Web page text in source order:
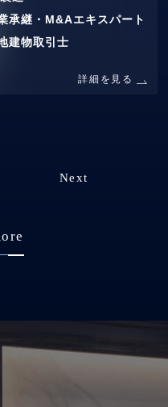
承継・M&Aエキスパート
建物取引士
詳細を見る
Next